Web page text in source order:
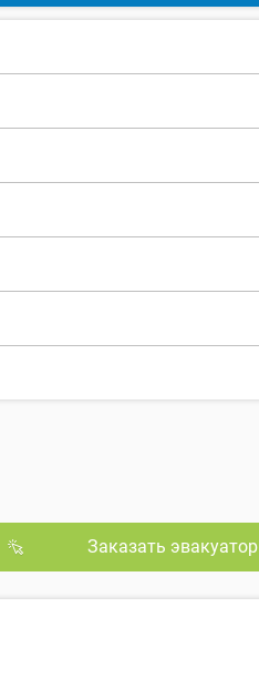
Заказать эвакуатор